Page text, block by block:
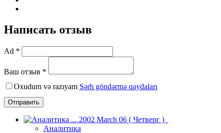
Написать отзыв
Ad *
Ваш отзыв *
Oxudum və razıyam Şərh göndərmə qaydaları
Отправить
Аналитика